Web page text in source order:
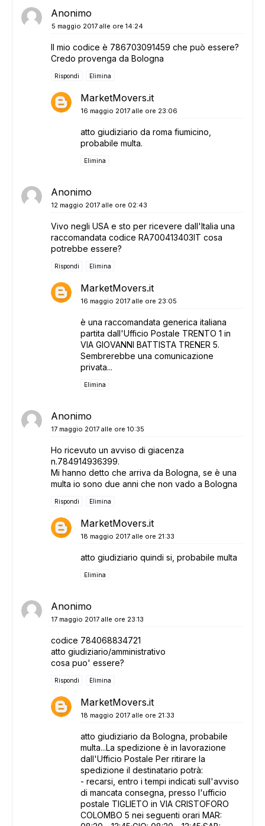
Anonimo
5 maggio 2017 alle ore 14:24
Il mio codice è 786703091459 che può essere?
Credo provenga da Bologna
Rispondi Elimina
MarketMovers.it
16 maggio 2017 alle ore 23:06
atto giudiziario da roma fiumicino,
probabile multa.
Elimina
Anonimo
12 maggio 2017 alle ore 02:43
Vivo negli USA e sto per ricevere dall'Italia una
raccomandata codice RA700413403IT cosa
potrebbe essere?
Rispondi Elimina
MarketMovers.it
16 maggio 2017 alle ore 23:05
è una raccomandata generica italiana
partita dall'Ufficio Postale TRENTO 1 in
VIA GIOVANNI BATTISTA TRENER 5.
Sembrerebbe una comunicazione
privata...
Elimina
Anonimo
17 maggio 2017 alle ore 10:35
Ho ricevuto un avviso di giacenza
n.784914936399.
Mi hanno detto che arriva da Bologna, se è una
multa io sono due anni che non vado a Bologna
Rispondi Elimina
MarketMovers.it
18 maggio 2017 alle ore 21:33
atto giudiziario quindi si, probabile multa
Elimina
Anonimo
17 maggio 2017 alle ore 23:13
codice 784068834721
atto giudiziario/amministrativo
cosa puo' essere?
Rispondi Elimina
MarketMovers.it
18 maggio 2017 alle ore 21:33
atto giudiziario da Bologna, probabile
multa...La spedizione è in lavorazione
dall'Ufficio Postale Per ritirare la
spedizione il destinatario potrà:
- recarsi, entro i tempi indicati sull'avviso
di mancata consegna, presso l'ufficio
postale TIGLIETO in VIA CRISTOFORO
COLOMBO 5 nei seguenti orari MAR: